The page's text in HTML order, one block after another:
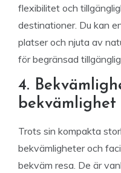
flexibilitet och
destinationer. Du kan
platser och njuta av
för begränsad
4.
bekvämlighet
Trots sin kompakta
bekvämligheter och
bekväm resa. De är